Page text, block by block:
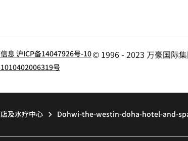
息 沪ICP备14047926号-10© 1996 - 2023 万豪国际
号
及水疗中心 Dohwi-the-westin-doha-hotel-and-